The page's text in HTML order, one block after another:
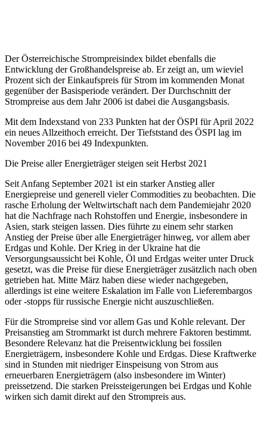
Der Österreichische Strompreisindex bildet ebenfalls die
Entwicklung der Großhandelspreise ab. Er zeigt an, um wieviel
Prozent sich der Einkaufspreis für Strom im kommenden Monat
gegenüber der Basisperiode verändert. Der Durchschnitt der
Strompreise aus dem Jahr 2006 ist dabei die Ausgangsbasis.
Mit dem Indexstand von 233 Punkten hat der ÖSPI für April 2022
ein neues Allzeithoch erreicht. Der Tiefststand des ÖSPI lag im
November 2016 bei 49 Indexpunkten.
Die Preise aller Energieträger steigen seit Herbst 2021
Seit Anfang September 2021 ist ein starker Anstieg aller
Energiepreise und generell vieler Commodities zu beobachten. Die
rasche Erholung der Weltwirtschaft nach dem Pandemiejahr 2020
hat die Nachfrage nach Rohstoffen und Energie, insbesondere in
Asien, stark steigen lassen. Dies führte zu einem sehr starken
Anstieg der Preise über alle Energieträger hinweg, vor allem aber
Erdgas und Kohle. Der Krieg in der Ukraine hat die
Versorgungsaussicht bei Kohle, Öl und Erdgas weiter unter Druck
gesetzt, was die Preise für diese Energieträger zusätzlich nach oben
getrieben hat. Mitte März haben diese wieder nachgegeben,
allerdings ist eine weitere Eskalation im Falle von Lieferembargos
oder -stopps für russische Energie nicht auszuschließen.
Für die Strompreise sind vor allem Gas und Kohle relevant. Der
Preisanstieg am Strommarkt ist durch mehrere Faktoren bestimmt.
Besondere Relevanz hat die Preisentwicklung bei fossilen
Energieträgern, insbesondere Kohle und Erdgas. Diese Kraftwerke
sind in Stunden mit niedriger Einspeisung von Strom aus
erneuerbaren Energieträgern (also insbesondere im Winter)
preissetzend. Die starken Preissteigerungen bei Erdgas und Kohle
wirken sich damit direkt auf den Strompreis aus.